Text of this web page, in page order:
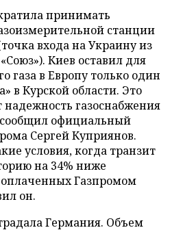
принимать
станции
входа на Украину из
Киев оставил для
газа в Европу только один
в Курской области. Это
газоснабжения
сообщил официальный
Сергей Куприянов.
условия, когда транзит
на 34% ниже
Газпромом
он.
Германия. Объем